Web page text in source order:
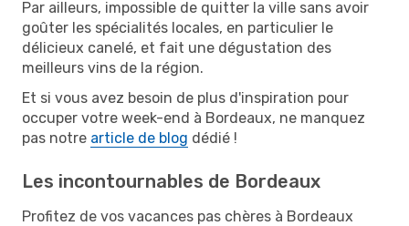
Par ailleurs, impossible de quitter la ville sans avoir
goûter les spécialités locales, en particulier le
délicieux canelé, et fait une dégustation des
meilleurs vins de la région.
Et si vous avez besoin de plus d'inspiration pour
occuper votre week-end à Bordeaux, ne manquez
pas notre article de blog dédié !
Les incontournables de Bordeaux
Profitez de vos vacances pas chères à Bordeaux